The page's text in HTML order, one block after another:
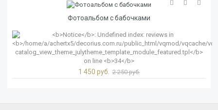
Фотоальбом с бабочками
1 450 руб. 2 250 руб.